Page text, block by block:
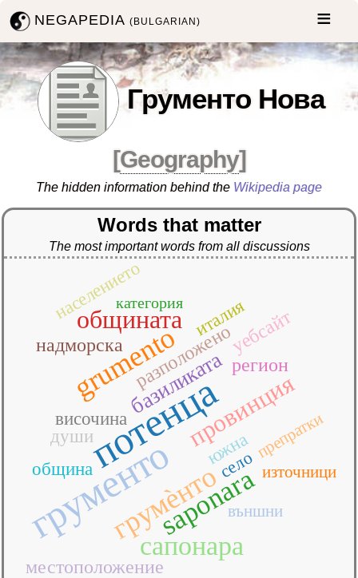
NEGAPEDIA(BULGARIAN)
Грументо Нова
[Geography]
The hidden information behind the Wikipedia page
Words that matter
The most important words from all discussions
потенца
грументо
grumento
грумѐнто
saponara
сапонара
общината
провинция
базиликата
местоположение
надморска разположенорегион
уебсайт
височина
души
италия
населението
община
южна
село
външни
източници
препратки
категория